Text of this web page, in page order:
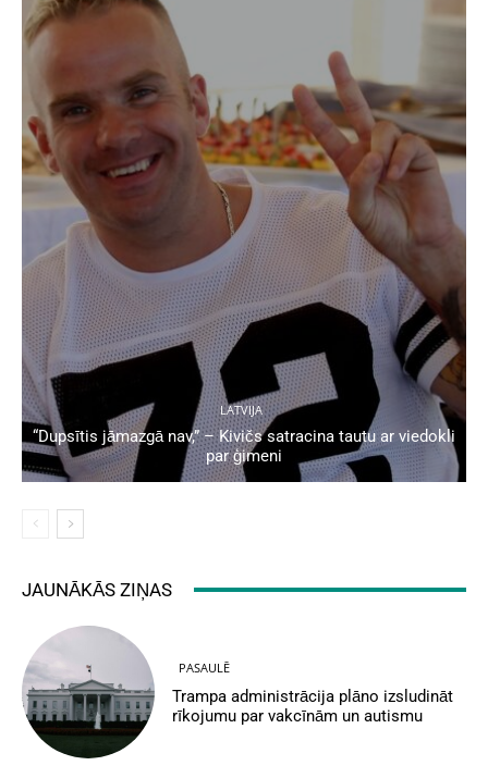
LATVIJA
“Dupsītis jāmazgā nav,” – Kivičs satracina tautu ar viedokli
par ģimeni
JAUNĀKĀS ZIŅAS
PASAULĒ
Trampa administrācija plāno izsludināt
rīkojumu par vakcīnām un autismu